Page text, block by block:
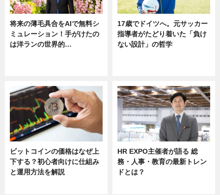
将来の薄毛具合をAIで無料シ
ミュレーション！手がけたの
は洋ランの世界的…
17歳でドイツへ。元サッカー
指導者がたどり着いた「負け
ない設計」の哲学
ビットコインの価格はなぜ上
下する？初心者向けに仕組み
と運用方法を解説
HR EXPO主催者が語る 総
務・人事・教育の最新トレン
ドとは？